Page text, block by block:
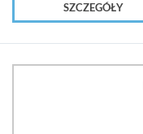
SZCZEGÓŁY